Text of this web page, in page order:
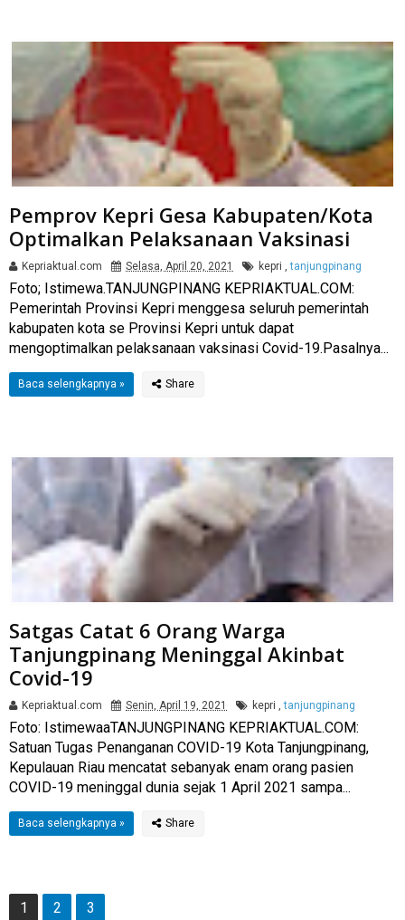
Pemprov Kepri Gesa Kabupaten/Kota
Optimalkan Pelaksanaan Vaksinasi
Kepriaktual.com Selasa, April 20, 2021 kepri tanjungpinang
Foto; Istimewa.TANJUNGPINANG KEPRIAKTUAL.COM:
Pemerintah Provinsi Kepri menggesa seluruh pemerintah
kabupaten kota se Provinsi Kepri untuk dapat
mengoptimalkan pelaksanaan vaksinasi Covid-19.Pasalnya...
Baca selengkapnya »
Satgas Catat 6 Orang Warga
Tanjungpinang Meninggal Akinbat
Covid-19
Kepriaktual.com Senin, April 19, 2021 kepri tanjungpinang
Foto: IstimewaaTANJUNGPINANG KEPRIAKTUAL.COM:
Satuan Tugas Penanganan COVID-19 Kota Tanjungpinang,
Kepulauan Riau mencatat sebanyak enam orang pasien
COVID-19 meninggal dunia sejak 1 April 2021 sampa...
Baca selengkapnya »
1 2 3